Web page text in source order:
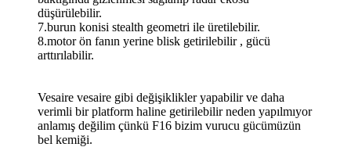
düşürülebilir.
7.burun konisi stealth geometri ile üretilebilir.
8.motor ön fanın yerine blisk getirilebilir , gücü
arttırılabilir.
Vesaire vesaire gibi değişiklikler yapabilir ve daha
verimli bir platform haline getirilebilir neden yapılmıyor
anlamış değilim çünkü F16 bizim vurucu gücümüzün
bel kemiği.